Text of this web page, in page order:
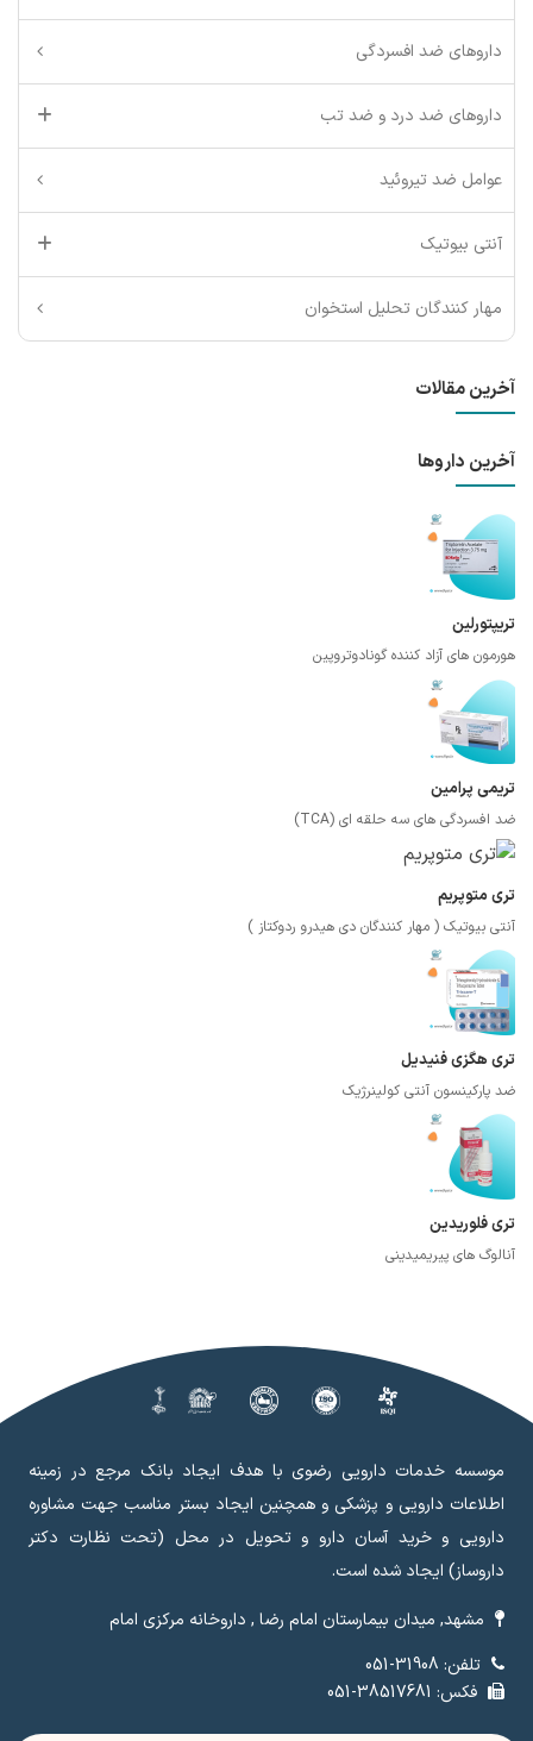
داروهای ضد افسردگی
داروهای ضد درد و ضد تب
عوامل ضد تیروئید
آنتی بیوتیک
مهار کنندگان تحلیل استخوان
آخرین مقالات
آخرین داروها
تریپتورلین
هورمون های آزاد کننده گونادوتروپین
تریمی پرامین
ضد افسردگی های سه حلقه ای (TCA)
تری متوپریم
آنتی بیوتیک ( مهار کنندگان دی هیدرو ردوکتاز )
تری هگزی فنیدیل
ضد پارکینسون آنتی کولینرژیک
تری فلوریدین
آنالوگ های پیریمیدینی
موسسه خدمات دارویی رضوی با هدف ایجاد بانک مرجع در زمینه
اطلاعات دارویی و پزشکی و همچنین ایجاد بستر مناسب جهت مشاوره
دارویی و خرید آسان دارو و تحویل در محل (تحت نظارت دکتر
داروساز) ایجاد شده است.
مشهد, میدان بیمارستان امام رضا , داروخانه مرکزی امام
تلفن: 31908-051
فکس: 38517681-051